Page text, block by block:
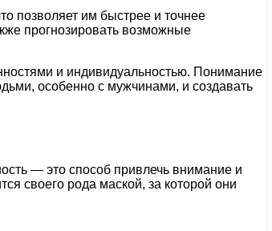
позволяет им быстрее и точнее
прогнозировать возможные
и индивидуальностью. Понимание
особенно с мужчинами, и создавать
— это способ привлечь внимание и
своего рода маской, за которой они